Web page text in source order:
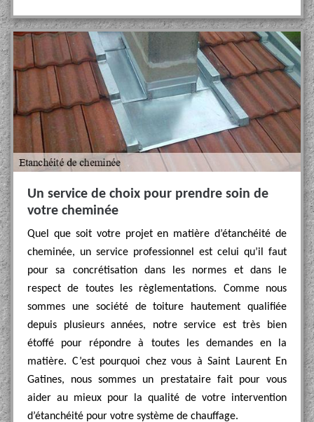
Un service de choix pour prendre soin de
votre cheminée
Quel que soit votre projet en matière d’étanchéité de
cheminée, un service professionnel est celui qu’il faut
pour sa concrétisation dans les normes et dans le
respect de toutes les règlementations. Comme nous
sommes une société de toiture hautement qualifiée
depuis plusieurs années, notre service est très bien
étoffé pour répondre à toutes les demandes en la
matière. C’est pourquoi chez vous à Saint Laurent En
Gatines, nous sommes un prestataire fait pour vous
aider au mieux pour la qualité de votre intervention
d’étanchéité pour votre système de chauffage.